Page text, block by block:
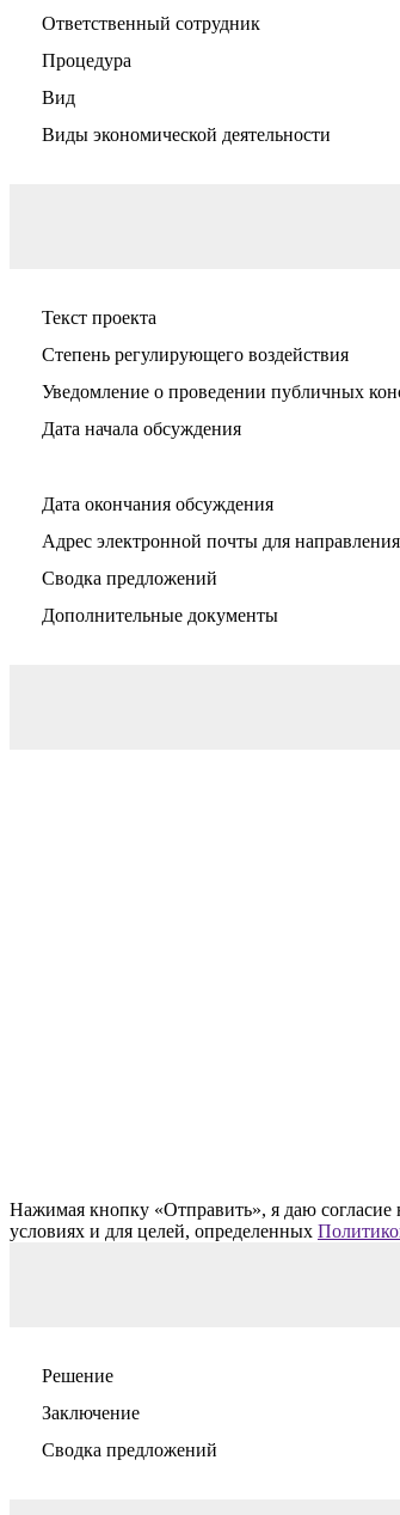
Ответственный сотрудник
Процедура
Вид
Виды экономической деятельности
Текст проекта
Степень регулирующего воздействия
Уведомление о проведении публичных
Дата начала обсуждения
Дата окончания обсуждения
Адрес электронной почты для
Сводка предложений
Дополнительные документы
Нажимая кнопку «Отправить», я даю
условиях и для целей, определенных
Решение
Заключение
Сводка предложений